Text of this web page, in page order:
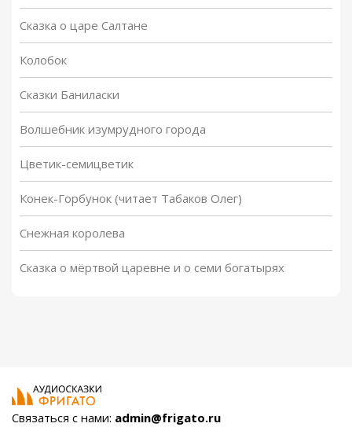
Сказка о царе Салтане
Колобок
Сказки Баниласки
Волшебник изумрудного города
Цветик-семицветик
Конек-Горбунок (читает Табаков Олег)
Снежная королева
Сказка о мёртвой царевне и о семи богатырях
Связаться с нами: admin@frigato.ru